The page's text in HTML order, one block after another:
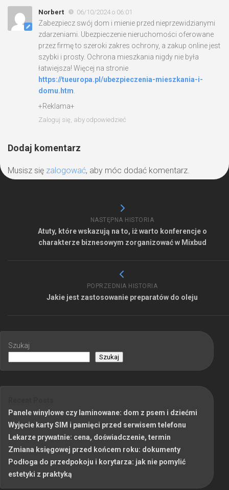
Norbert 06/10/2024 o 06:01
Zabezpiecz swój dom i mienie przed nieprzewidzianymi
zdarzeniami. Ubezpieczenie nieruchomości oferowane
przez firmę to szeroki zakres ochrony, a zakup online jest
szybki i prosty. Ochrona mieszkania nigdy nie była
łatwiejsza! Więcej na stronie
https://tueuropa.pl/ubezpieczenia-mieszkania-i-
domu.htm
+Reklama+
Zaloguj się, aby odpowiedzieć
Dodaj komentarz
Musisz się zalogować, aby móc dodać komentarz.
NASTĘPNA HISTORIA
Atuty, które wskazują na to, iż warto konferencje o
charakterze biznesowym zorganizować w Mixbud
POPRZEDNIA HISTORIA
Jakie jest zastosowanie preparatów do oleju
Szukaj
Szukaj
Panele winylowe czy laminowane: dom z psem i dziećmi
Wyjęcie karty SIM i pamięci przed serwisem telefonu
Lekarze prywatnie: cena, doświadczenie, termin
Zmiana księgowej przed końcem roku: dokumenty
Podłoga do przedpokoju i korytarza: jak nie pomylić
estetyki z praktyką